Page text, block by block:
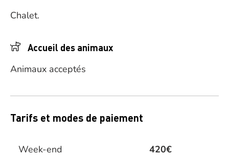
Chalet.
Accueil des animaux
Animaux acceptés
Tarifs et modes de paiement
Week-end
420€